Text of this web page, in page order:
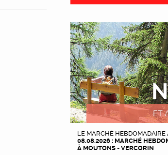
ET
LE MARCHÉ HEBDOMADAIRE
08.08.2026 : MARCHÉ
À MOUTONS - VERCORIN